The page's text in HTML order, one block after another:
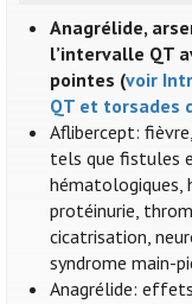
Anagrélide,
l’intervalle QT
pointes (voir
QT et torsades
Aflibercept:
tels que fistules
hématologiques,
protéinurie,
cicatrisation,
syndrome main-
Anagrélide: